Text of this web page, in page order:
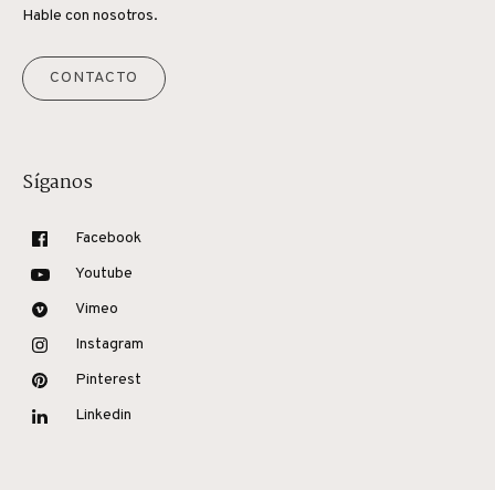
Hable con nosotros.
CONTACTO
Síganos
Facebook
Youtube
Vimeo
Instagram
Pinterest
Linkedin